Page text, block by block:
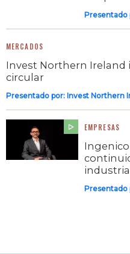
Presentado
MERCADOS
Invest Northern
circular
Presentado por: Invest Northern
EMPRESAS
Presentado